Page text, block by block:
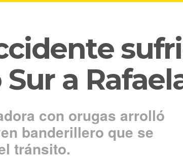
a
con orugas arrolló
banderillero que se
tránsito.